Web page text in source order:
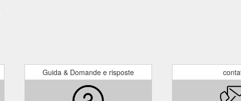
Guida & Domande e risposte